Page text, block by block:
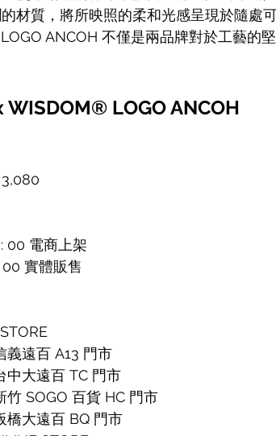
材質，將所映照的柔和光感呈現於隨處
ANCOH 不僅是兩品牌對於工藝的
LOGO ANCOH
00 電商上架
00 實體販售
義遠百 A13 門市
中大遠百 TC 門市
竹 SOGO 百貨 HC 門市
橋大遠百 BQ 門市